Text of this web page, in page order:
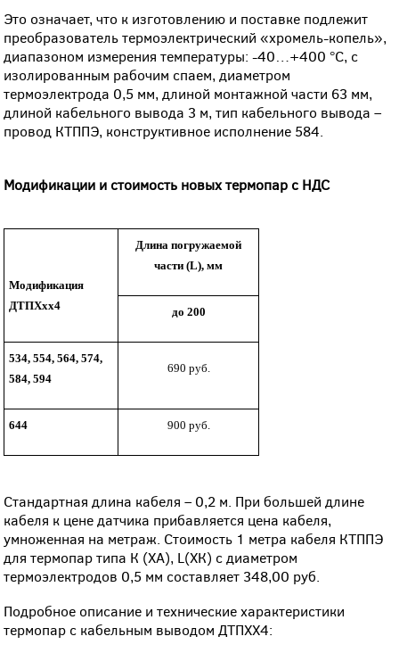
Это означает, что к изготовлению и поставке подлежит
преобразователь термоэлектрический «хромель-копель»,
диапазоном измерения температуры: -40…+400 °С, с
изолированным рабочим спаем, диаметром
термоэлектрода 0,5 мм, длиной монтажной части 63 мм,
длиной кабельного вывода 3 м, тип кабельного вывода –
провод КТППЭ, конструктивное исполнение 584.
Модификации и стоимость новых термопар с НДС
Модификация
ДТПХхх4
Длина погружаемой
части (L), мм
до 200
534, 554, 564, 574,
584, 594
690 руб.
644 900 руб.
Стандартная длина кабеля – 0,2 м. При большей длине
кабеля к цене датчика прибавляется цена кабеля,
умноженная на метраж. Стоимость 1 метра кабеля КТППЭ
для термопар типа К (ХА), L(ХК) с диаметром
термоэлектродов 0,5 мм составляет 348,00 руб.
Подробное описание и технические характеристики
термопар с кабельным выводом ДТПХХ4: